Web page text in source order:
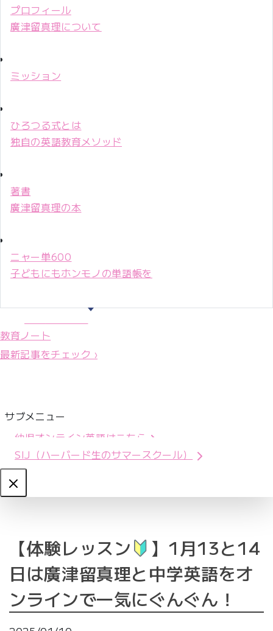
プロフィール
廣津留真理について
ミッション
ひろつる式とは
独自の英語教育メソッド
著書
廣津留真理の本
ニャー単600
子どもにもホンモノの単語帳を
教育ノート
最新記事をチェック ›
サブメニュー
幼児オンライン英語はこちら
SIJ（ハーバード生のサマースクール）
Close
【体験レッスン
】1月13と14
日は廣津留真理と中学英語をオ
ンラインで一気にぐんぐん！